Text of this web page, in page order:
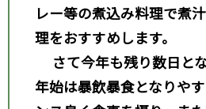
レー等の煮込み料理で煮
理をおすすめします。
さて今年も残り数日と
年始は暴飲暴食となりや